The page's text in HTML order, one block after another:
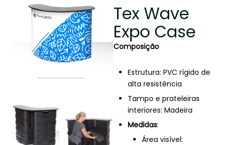
Tex Wave
Expo Case
Composição
Estrutura: PVC rígido de
alta resistência
Tampo e prateleiras
interiores: Madeira
Medidas:
Área visível: